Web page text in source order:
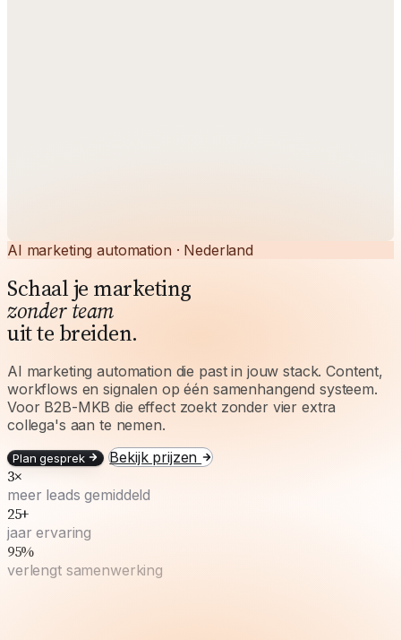
AI marketing automation · Nederland
Schaal je marketing
zonder team
uit te breiden.
AI marketing automation die past in jouw stack. Content,
workflows en signalen op één samenhangend systeem.
Voor B2B-MKB die effect zoekt zonder vier extra
collega's aan te nemen.
Plan gesprek Bekijk prijzen
3×
meer leads gemiddeld
25+
jaar ervaring
95%
verlengt samenwerking